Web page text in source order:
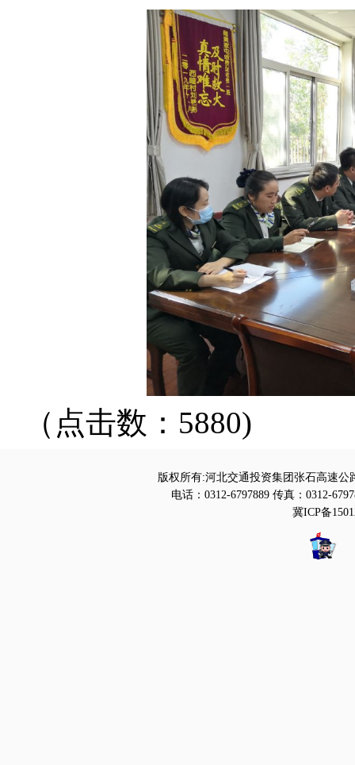
（点击数：5880)
版权所有:河北交通投资集团张石高速公
电话：0312-6797889 传真：0312-
冀ICP备